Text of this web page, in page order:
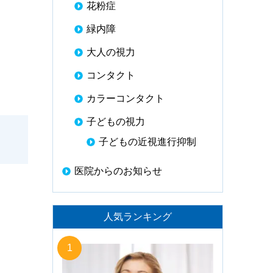
花粉症
緑内障
大人の視力
コンタクト
カラーコンタクト
子どもの視力
子どもの近視進行抑制
医院からのお知らせ
人気ランキング
1